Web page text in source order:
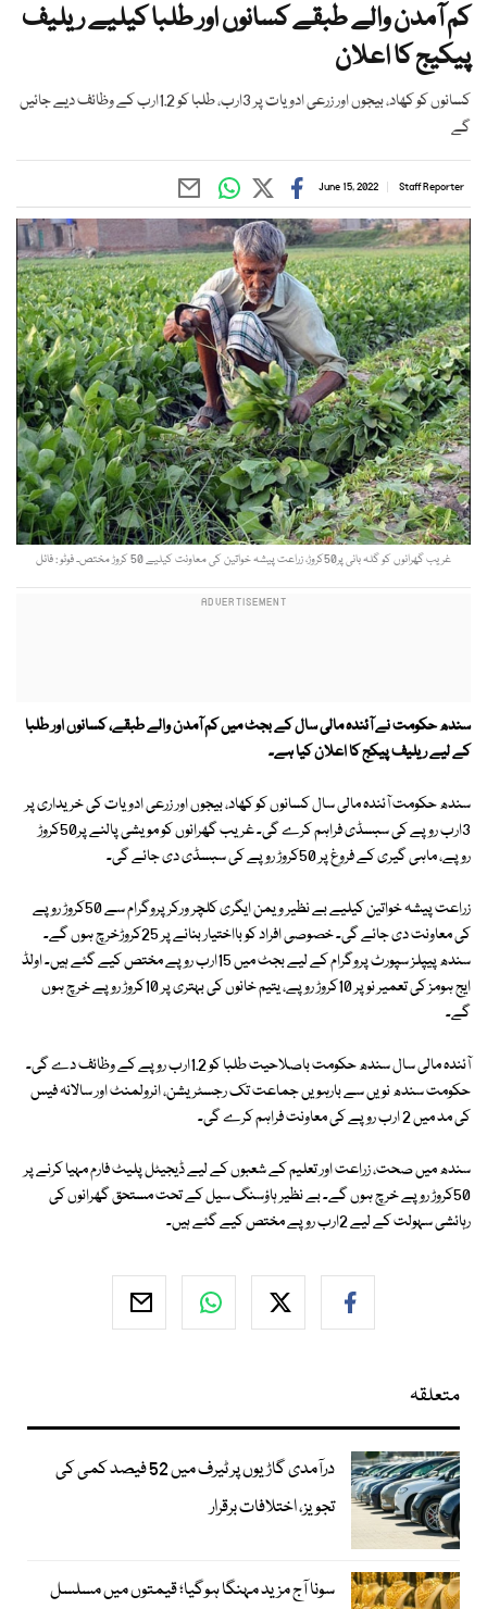
کم آمدن والے طبقے کسانوں اور طلبا کیلیے ریلیف
پیکیج کا اعلان
کسانوں کو کھاد، بیجوں اور زرعی ادویات پر 3ارب، طلبا کو 1.2ارب کے وظائف دیے جائیں
گے
Staff Reporter
June 15, 2022
غریب گھرانوں کو گلہ بانی پر50کروڑ، زراعت پیشہ خواتین کی معاونت کیلیے 50 کروڑ مختص۔ فوٹو : فائل
سندھ حکومت نے آئندہ مالی سال کے بجٹ میں کم آمدن والے طبقے، کسانوں اور طلبا
کے لیے ریلیف پیکج کا اعلان کیا ہے۔
سندھ حکومت آئندہ مالی سال کسانوں کو کھاد، بیجوں اور زرعی ادویات کی خریداری پر
3ارب روپے کی سبسڈی فراہم کرے گی۔ غریب گھرانوں کو مویشی پالنے پر50کروڑ
روپے، ماہی گیری کے فروغ پر 50کروڑ روپے کی سبسڈی دی جائے گی۔
زراعت پیشہ خواتین کیلیے بے نظیر ویمن ایگری کلچر ورکر پروگرام سے 50کروڑ روپے
کی معاونت دی جائے گی۔ خصوصی افراد کو بااختیار بنانے پر 25کروڑخرچ ہوں گے۔
سندھ پیپلز سپورٹ پروگرام کے لیے بجٹ میں 15ارب روپے مختص کیے گئے ہیں۔ اولڈ
ایج ہومز کی تعمیر نو پر 10کروڑ روپے، یتیم خانوں کی بہتری پر 10کروڑ روپے خرچ ہوں
گے۔
آئندہ مالی سال سندھ حکومت باصلاحیت طلبا کو 1.2ارب روپے کے وظائف دے گی۔
حکومت سندھ نویں سے بارہویں جماعت تک رجسٹریشن، انرولمنٹ اور سالانہ فیس
کی مد میں 2 ارب روپے کی معاونت فراہم کرے گی۔
سندھ میں صحت، زراعت اور تعلیم کے شعبوں کے لیے ڈیجیٹل پلیٹ فارم مہیا کرنے پر
50کروڑ روپے خرچ ہوں گے۔ بے نظیر ہاؤسنگ سیل کے تحت مستحق گھرانوں کی
رہائشی سہولت کے لیے 2ارب روپے مختص کیے گئے ہیں۔
متعلقہ
درآمدی گاڑیوں پر ٹیرف میں 52 فیصد کمی کی
تجویز، اختلافات برقرار
سونا آج مزید مہنگا ہوگیا؛ قیمتوں میں مسلسل